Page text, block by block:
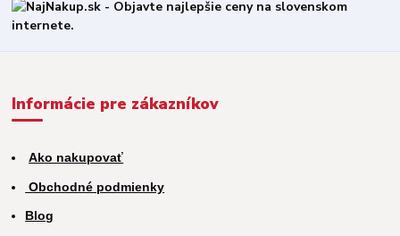
Informácie pre zákazníkov
Ako nakupovať
Obchodné podmienky
Blog